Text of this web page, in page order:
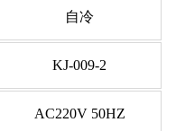
自冷
KJ-009-2
AC220V 50HZ